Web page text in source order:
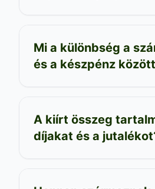
Mi a különbség a
és a készpénz
A kiírt összeg
díjakat és a